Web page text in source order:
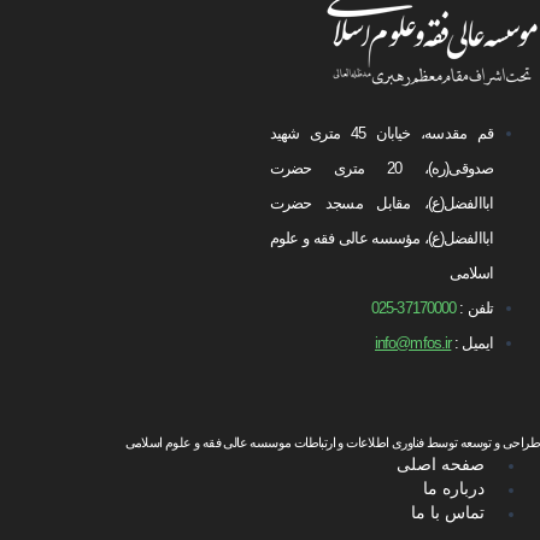
قم مقدسه، خیابان 45 متری شهید
صدوقی(ره)، 20 متری حضرت
اباالفضل(ع)، مقابل مسجد حضرت
اباالفضل(ع)، مؤسسه عالی فقه و علوم
اسلامی
تلفن : 37170000-025
ایمیل : info@mfos.ir
طراحی و توسعه توسط فناوری اطلاعات و ارتباطات موسسه عالی فقه و علوم اسلامی
صفحه اصلی
درباره ما
تماس با ما